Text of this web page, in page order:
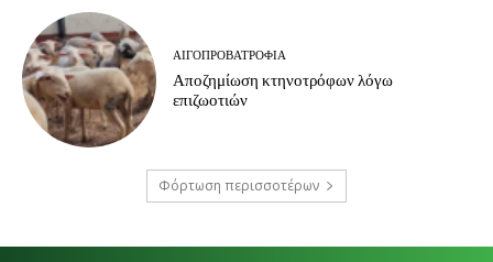
ΑΙΓΟΠΡΟΒΑΤΡΟΦΊΑ
Αποζημίωση κτηνοτρόφων λόγω
επιζωοτιών
Φόρτωση περισσοτέρων